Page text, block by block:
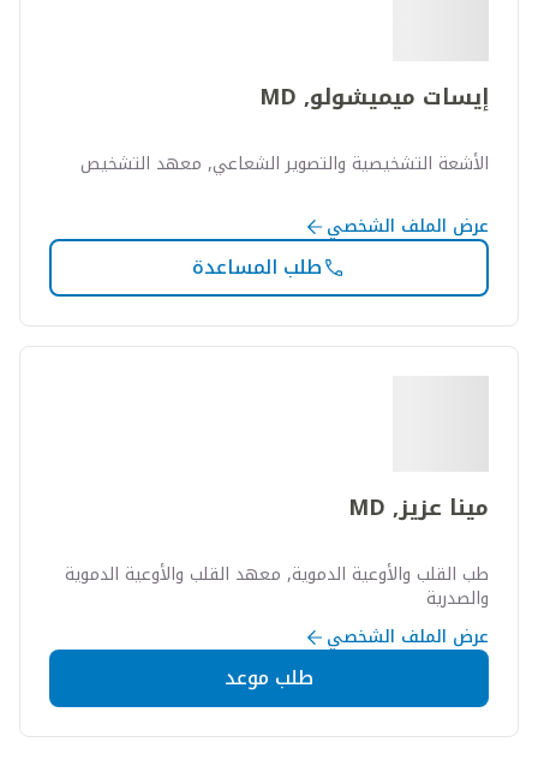
إيسات ميميشولو, MD
الأشعة التشخيصية والتصوير الشعاعي, معهد التشخيص
عرض الملف الشخصي
طلب المساعدة
مينا عزيز, MD
طب القلب والأوعية الدموية, معهد القلب والأوعية الدموية
والصدرية
عرض الملف الشخصي
طلب موعد